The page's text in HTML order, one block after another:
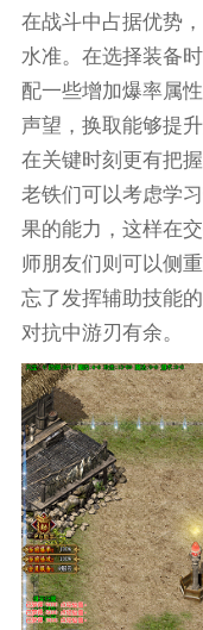
在战斗中占据优势
水准。在选择装备
配一些增加爆率属
声望，换取能够提
在关键时刻更有把
老铁们可以考虑学
果的能力，这样在
师朋友们则可以侧
忘了发挥辅助技能
对抗中游刃有余。